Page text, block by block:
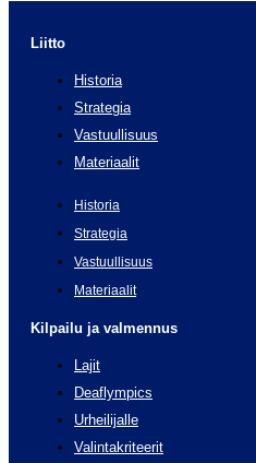
Liitto
Historia
Strategia
Vastuullisuus
Materiaalit
Historia
Strategia
Vastuullisuus
Materiaalit
Kilpailu ja valmennus
Lajit
Deaflympics
Urheilijalle
Valintakriteerit